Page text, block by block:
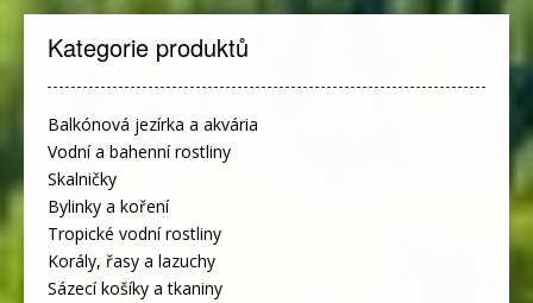
Kategorie produktů
Balkónová jezírka a akvária
Vodní a bahenní rostliny
Skalničky
Bylinky a koření
Tropické vodní rostliny
Korály, řasy a lazuchy
Sázecí košíky a tkaniny